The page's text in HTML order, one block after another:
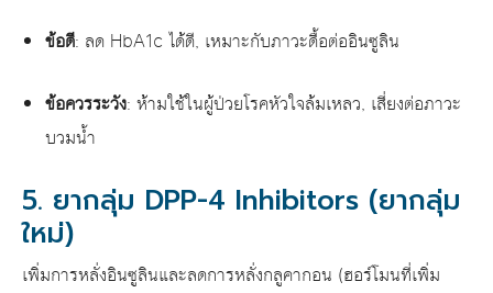
ข้อดี: ลด HbA1c ได้ดี, เหมาะกับภาวะดื้อต่ออินซูลิน
ข้อควรระวัง: ห้ามใช้ในผู้ป่วยโรคหัวใจล้มเหลว, เสี่ยงต่อภาวะ
บวมน้ำ
5. ยากลุ่ม DPP-4 Inhibitors (ยากลุ่ม
ใหม่)
เพิ่มการหลั่งอินซูลินและลดการหลั่งกลูคากอน (ฮอร์โมนที่เพิ่ม